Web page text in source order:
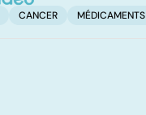
CANCER MÉDICAMENTS